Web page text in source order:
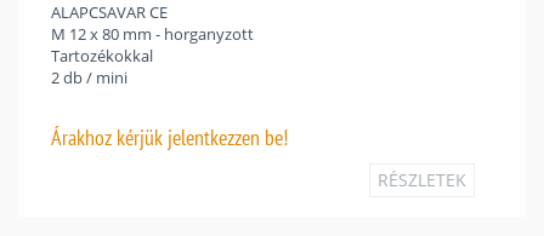
ALAPCSAVAR CE
M 12 x 80 mm - horganyzott
Tartozékokkal
2 db / mini
Árakhoz kérjük jelentkezzen be!
RÉSZLETEK